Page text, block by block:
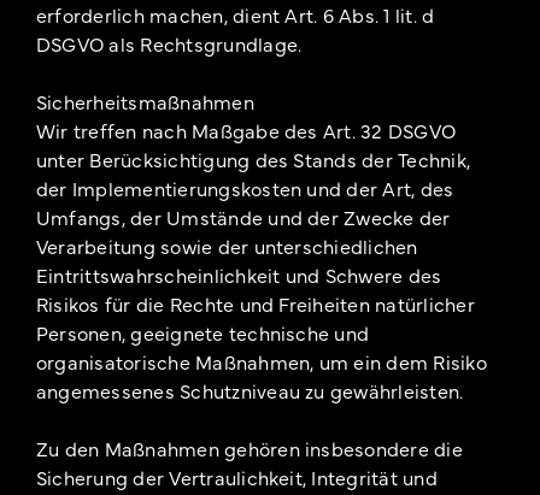
erforderlich machen, dient Art. 6 Abs. 1 lit. d
DSGVO als Rechtsgrundlage.
Sicherheitsmaßnahmen
Wir treffen nach Maßgabe des Art. 32 DSGVO
unter Berücksichtigung des Stands der Technik,
der Implementierungskosten und der Art, des
Umfangs, der Umstände und der Zwecke der
Verarbeitung sowie der unterschiedlichen
Eintrittswahrscheinlichkeit und Schwere des
Risikos für die Rechte und Freiheiten natürlicher
Personen, geeignete technische und
organisatorische Maßnahmen, um ein dem Risiko
angemessenes Schutzniveau zu gewährleisten.
Zu den Maßnahmen gehören insbesondere die
Sicherung der Vertraulichkeit, Integrität und